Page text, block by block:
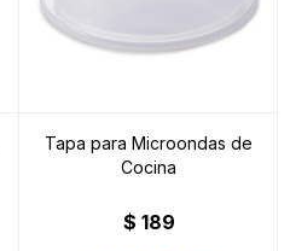
Tapa para Microondas de
Cocina
$ 189